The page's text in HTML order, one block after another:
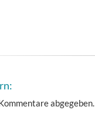
abgegeben.